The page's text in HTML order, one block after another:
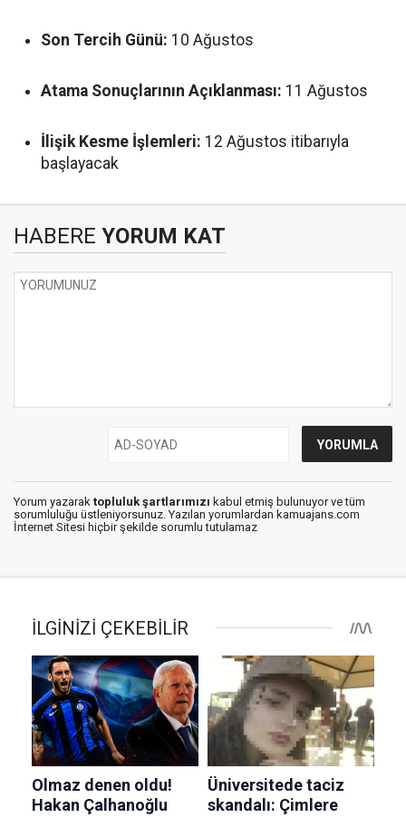
Son Tercih Günü: 10 Ağustos
Atama Sonuçlarının Açıklanması: 11 Ağustos
İlişik Kesme İşlemleri: 12 Ağustos itibarıyla
başlayacak
HABERE YORUM KAT
Yorum yazarak topluluk şartlarımızı kabul etmiş bulunuyor ve tüm
sorumluluğu üstleniyorsunuz. Yazılan yorumlardan kamuajans.com
İnternet Sitesi hiçbir şekilde sorumlu tutulamaz